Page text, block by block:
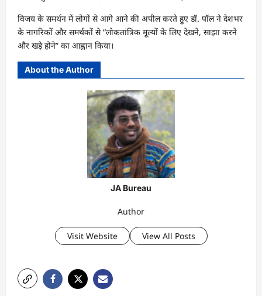
विजय के समर्थन में लोगों से आगे आने की अपील करते हुए डॉ. पॉल ने देशभर
के नागरिकों और समर्थकों से “लोकतांत्रिक मूल्यों के लिए देखने, साझा करने
और खड़े होने” का आह्वान किया।
About the Author
JA Bureau
Author
Visit Website View All Posts